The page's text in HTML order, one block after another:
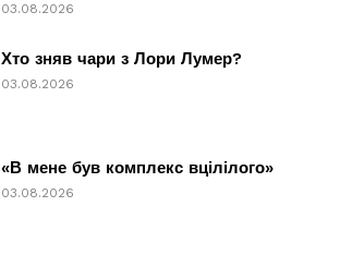
03.08.2026
Хто зняв чари з Лори Лумер?
03.08.2026
«В мене був комплекс вцілілого»
03.08.2026